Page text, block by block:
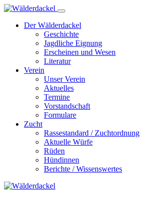
Der Wälderdackel
Geschichte
Jagdliche Eignung
Erscheinen und Wesen
Literatur
Verein
Unser Verein
Aktuelles
Termine
Vorstandschaft
Formulare
Zucht
Rassestandard / Zuchtordnung
Aktuelle Würfe
Rüden
Hündinnen
Berichte / Wissenswertes